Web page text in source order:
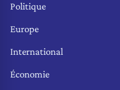
Politique
Europe
International
Économie